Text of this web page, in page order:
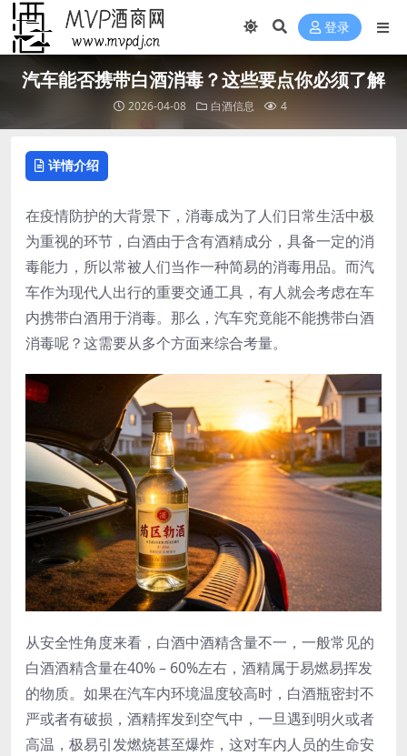
登录
汽车能否携带白酒消毒？这些要点你必须了解
2026-04-08 白酒信息 4
详情介绍
在疫情防护的大背景下，消毒成为了人们日常生活中极
为重视的环节，白酒由于含有酒精成分，具备一定的消
毒能力，所以常被人们当作一种简易的消毒用品。而汽
车作为现代人出行的重要交通工具，有人就会考虑在车
内携带白酒用于消毒。那么，汽车究竟能不能携带白酒
消毒呢？这需要从多个方面来综合考量。
从安全性角度来看，白酒中酒精含量不一，一般常见的
白酒酒精含量在40% – 60%左右，酒精属于易燃易挥发
的物质。如果在汽车内环境温度较高时，白酒瓶密封不
严或者有破损，酒精挥发到空气中，一旦遇到明火或者
高温，极易引发燃烧甚至爆炸，这对车内人员的生命安